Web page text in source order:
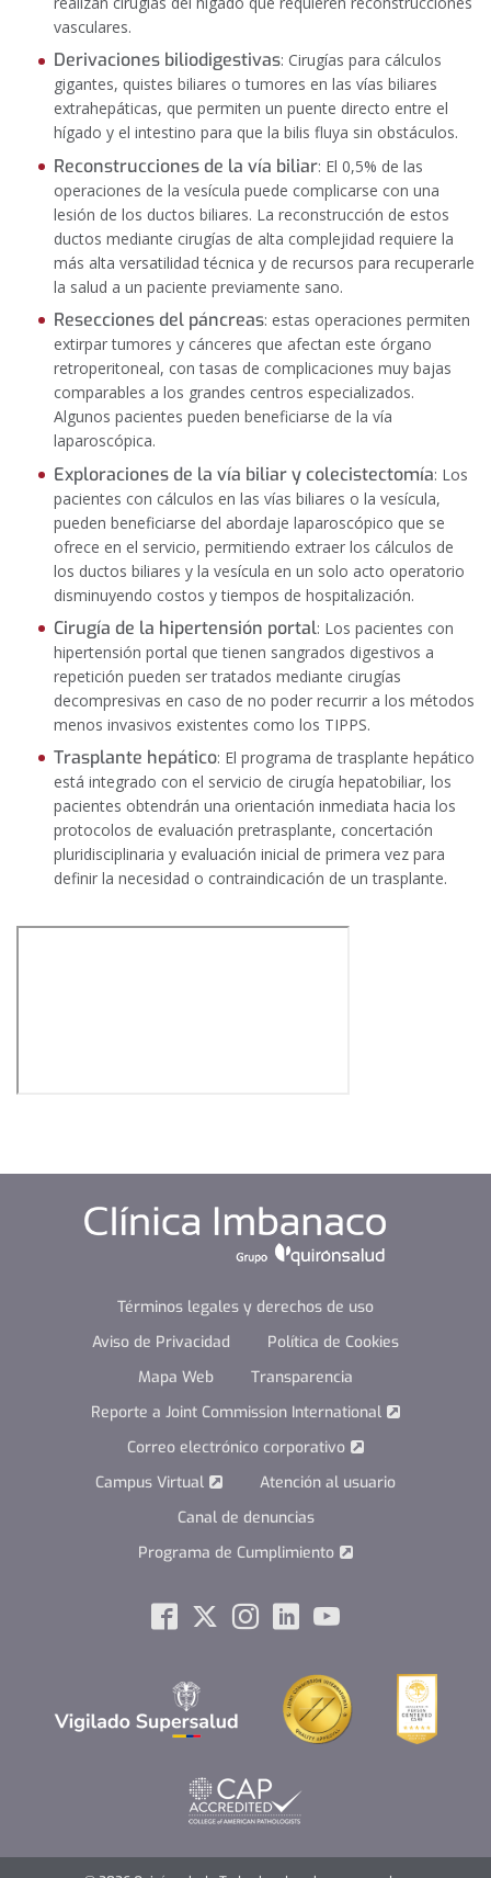
vasculares.
Derivaciones biliodigestivas: Cirugías para cálculos
gigantes, quistes biliares o tumores en las vías biliares
extrahepáticas, que permiten un puente directo entre el
hígado y el intestino para que la bilis fluya sin obstáculos.
Reconstrucciones de la vía biliar: El 0,5% de las
operaciones de la vesícula puede complicarse con una
lesión de los ductos biliares. La reconstrucción de estos
ductos mediante cirugías de alta complejidad requiere la
más alta versatilidad técnica y de recursos para recuperarle
la salud a un paciente previamente sano.
Resecciones del páncreas: estas operaciones permiten
extirpar tumores y cánceres que afectan este órgano
retroperitoneal, con tasas de complicaciones muy bajas
comparables a los grandes centros especializados.
Algunos pacientes pueden beneficiarse de la vía
laparoscópica.
Exploraciones de la vía biliar y colecistectomía: Los
pacientes con cálculos en las vías biliares o la vesícula,
pueden beneficiarse del abordaje laparoscópico que se
ofrece en el servicio, permitiendo extraer los cálculos de
los ductos biliares y la vesícula en un solo acto operatorio
disminuyendo costos y tiempos de hospitalización.
Cirugía de la hipertensión portal: Los pacientes con
hipertensión portal que tienen sangrados digestivos a
repetición pueden ser tratados mediante cirugías
decompresivas en caso de no poder recurrir a los métodos
menos invasivos existentes como los TIPPS.
Trasplante hepático: El programa de trasplante hepático
está integrado con el servicio de cirugía hepatobiliar, los
pacientes obtendrán una orientación inmediata hacia los
protocolos de evaluación pretrasplante, concertación
pluridisciplinaria y evaluación inicial de primera vez para
definir la necesidad o contraindicación de un trasplante.
Términos legales y derechos de uso
Aviso de Privacidad
Política de Cookies
Mapa Web
Transparencia
Reporte a Joint Commission International
Correo electrónico corporativo
Campus Virtual
Atención al usuario
Canal de denuncias
Programa de Cumplimiento